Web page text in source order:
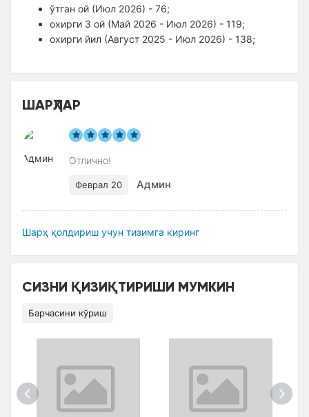
ўтган ой (Июл 2026) - 76;
оxирги 3 ой (Май 2026 - Июл 2026) - 119;
оxирги йил (Август 2025 - Июл 2026) - 138;
ШАРҲЛАР
Отлично!
Феврал 20 Админ
Шарҳ қолдириш учун тизимга киринг
СИЗНИ ҚИЗИҚТИРИШИ МУМКИН
Барчасини кўриш